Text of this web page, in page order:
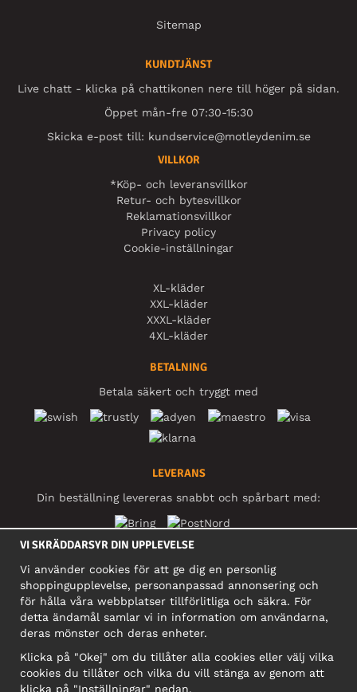
Sitemap
KUNDTJÄNST
Live chatt - klicka på chattikonen nere till höger på sidan.
Öppet mån-fre 07:30-15:30
Skicka e-post till: kundservice@motleydenim.se
VILLKOR
*Köp- och leveransvillkor
Retur- och bytesvillkor
Reklamationsvillkor
Privacy policy
Cookie-inställningar
XL-kläder
XXL-kläder
XXXL-kläder
4XL-kläder
BETALNING
Betala säkert och tryggt med
LEVERANS
Din beställning levereras snabbt och spårbart med:
FÖRETAG
Narva mnt 5, EE-10117 Tallinn
Org: 12356245, Momsnummer: SE502090048501
VI SKRÄDDARSYR DIN UPPLEVELSE
Vi använder cookies för att ge dig en personlig
shoppingupplevelse, personanpassad annonsering och
för hålla våra webbplatser tillförlitliga och säkra. För
detta ändamål samlar vi in information om användarna,
deras mönster och deras enheter.
Klicka på "Okej" om du tillåter alla cookies eller välj vilka
cookies du tillåter och vilka du vill stänga av genom att
klicka på "Inställningar" nedan.